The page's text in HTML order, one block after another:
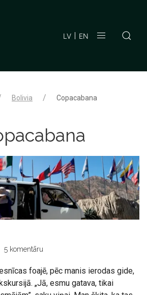
LV EN
Bolivia Copacabana
5 komentāru
foajē, pēc manis ierodas gide,
„Jā, esmu gatava, tikai